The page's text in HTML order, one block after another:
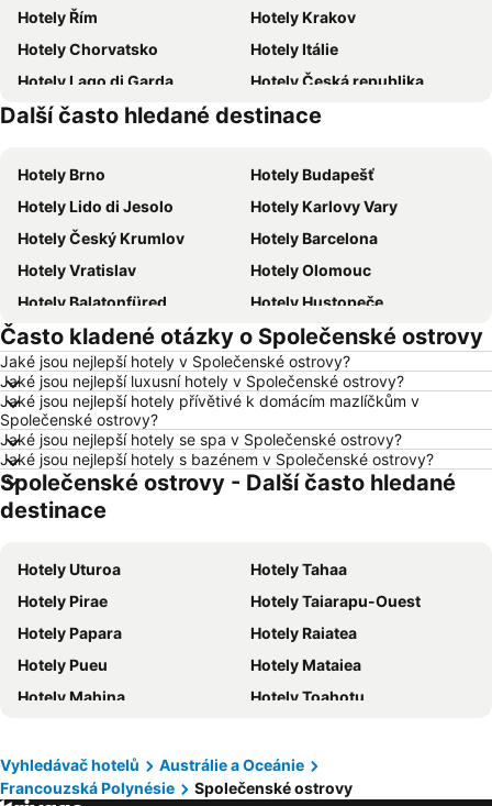
Hotely Řím
Hotely Krakov
Hotely Chorvatsko
Hotely Itálie
Hotely Lago di Garda
Hotely Česká republika
Hotely Šumava
Hotely Wolfgangsee
Další často hledané destinace
Hotely Brno
Hotely Budapešť
Hotely Lido di Jesolo
Hotely Karlovy Vary
Hotely Český Krumlov
Hotely Barcelona
Hotely Vratislav
Hotely Olomouc
Hotely Balatonfüred
Hotely Hustopeče
Hotely Vídeň
Hotely Hurghada
Hotely Bratislava
Hotely Kolobrzeg
Hotely Třeboň
Hotely Málaga
Hotely Amsterdam
Hotely Ostrava
Hotely Lignano Sabbiadoro
Hotely Mallorca
Hotely Vysočina
Hotely Istrie
Hotely Kréta
Často kladené otázky o Společenské ostrovy
Jaké jsou nejlepší hotely v Společenské ostrovy?
Jaké jsou nejlepší luxusní hotely v Společenské ostrovy?
Jaké jsou nejlepší hotely přívětivé k domácím mazlíčkům v
Společenské ostrovy?
Jaké jsou nejlepší hotely se spa v Společenské ostrovy?
Jaké jsou nejlepší hotely s bazénem v Společenské ostrovy?
Společenské ostrovy - Další často hledané
destinace
Hotely Uturoa
Hotely Tahaa
Hotely Pirae
Hotely Taiarapu-Ouest
Hotely Papara
Hotely Raiatea
Hotely Pueu
Hotely Mataiea
Hotely Mahina
Hotely Toahotu
Hotely Taravao
Hotely Teahupoo
Hotely Faaone
Vyhledávač hotelů
Austrálie a Oceánie
Francouzská Polynésie
Společenské ostrovy